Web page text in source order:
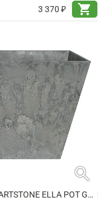
3 370 ₽
shopping_cart
search
КАШПО ARTSTONE ELLA POT GREY